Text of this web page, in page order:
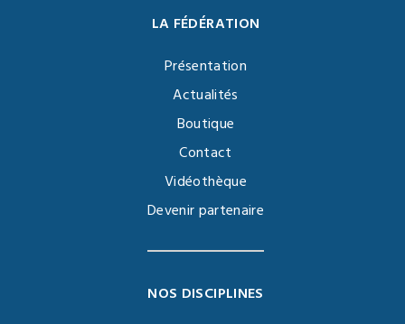
LA FÉDÉRATION
Présentation
Actualités
Boutique
Contact
Vidéothèque
Devenir partenaire
NOS DISCIPLINES